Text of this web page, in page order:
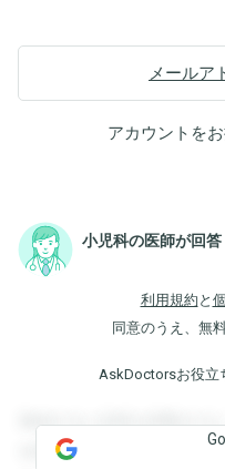
メールア
アカウントを
小児科の医師が回答
利用規約 と
同意のうえ、無
AskDoctorsお役立
登録すると回答を閲覧す
を閲覧することができま